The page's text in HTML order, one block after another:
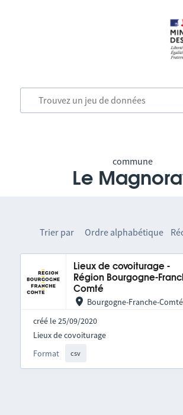
commune
Le
Trier par Ordre alphabétique
Lieux de covoiturage -
Région Bourgogne-
Comté
Bourgogne-Franche-Comté
créé le 25/09/2020
Format csv
Lieux de covoiturage